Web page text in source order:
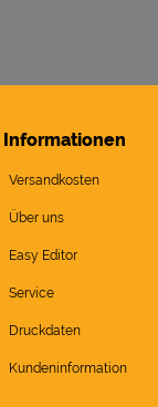
Informationen
Versandkosten
Über uns
Easy Editor
Service
Druckdaten
Kundeninformation